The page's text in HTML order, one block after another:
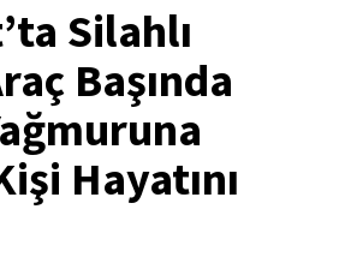
Silahlı
Başında
Hayatını